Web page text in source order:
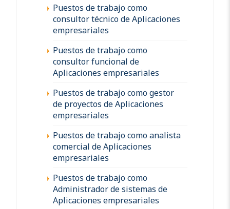
Puestos de trabajo como
consultor técnico de Aplicaciones
empresariales
Puestos de trabajo como
consultor funcional de
Aplicaciones empresariales
Puestos de trabajo como gestor
de proyectos de Aplicaciones
empresariales
Puestos de trabajo como analista
comercial de Aplicaciones
empresariales
Puestos de trabajo como
Administrador de sistemas de
Aplicaciones empresariales